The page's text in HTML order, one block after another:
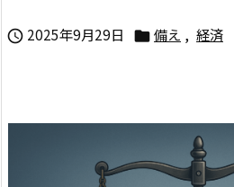
 2025年9月29日  備え , 経済